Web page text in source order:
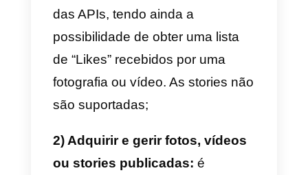
que possibilita aos usuários do
Instagram Professional, Business
e Creator utilizar plataformas
externas para gerir a sua